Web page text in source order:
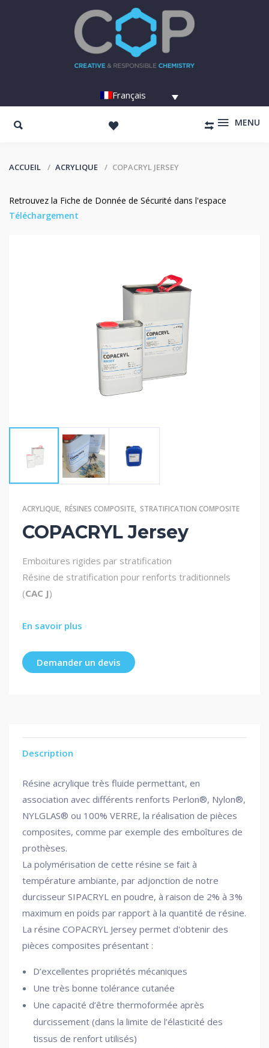
Français
MENU
ACCUEIL ACRYLIQUE COPACRYL JERSEY
Retrouvez la Fiche de Donnée de Sécurité dans l'espace
Téléchargement
ACRYLIQUE, RÉSINES COMPOSITE, STRATIFICATION COMPOSITE
COPACRYL Jersey
Emboitures rigides par stratification
Résine de stratification pour renforts traditionnels
(CAC J)
En savoir plus
Demander un devis
Description
Résine acrylique très fluide permettant, en
association avec différents renforts Perlon®, Nylon®,
NYLGLAS® ou 100% VERRE, la réalisation de pièces
composites, comme par exemple des emboîtures de
prothèses.
La polymérisation de cette résine se fait à
température ambiante, par adjonction de notre
durcisseur SIPACRYL en poudre, à raison de 2% à 3%
maximum en poids par rapport à la quantité de résine.
La résine COPACRYL Jersey permet d'obtenir des
pièces composites présentant :
D’excellentes propriétés mécaniques
Une très bonne tolérance cutanée
Une capacité d’être thermoformée après
durcissement (dans la limite de l’élasticité des
tissus de renfort utilisés)